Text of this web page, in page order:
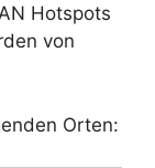
Hotspots
von
Orten: